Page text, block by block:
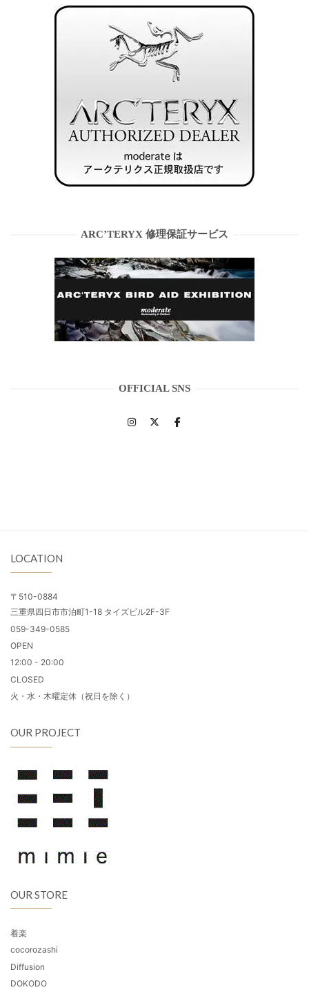
ARC’TERYX 修理保証サービス
OFFICIAL SNS
LOCATION
〒510-0884
三重県四日市市泊町1-18 タイズビル2F-3F
059-349-0585
OPEN
12:00 - 20:00
CLOSED
火・水・木曜定休（祝日を除く）
OUR PROJECT
OUR STORE
着楽
cocorozashi
Diffusion
DOKODO